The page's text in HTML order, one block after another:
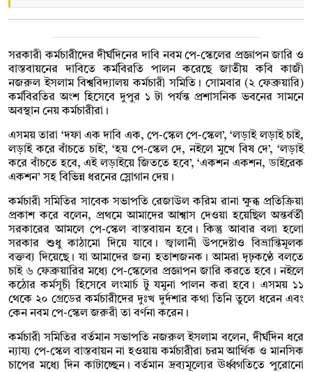
সরকারী কর্মচারীদের দীর্ঘদিনের দাবি নবম পে-স্কেলের প্রজ্ঞাপন জারি ও
বাস্তবায়নের দাবিতে কর্মবিরতি পালন করেছে জাতীয় কবি কাজী
নজরুল ইসলাম বিশ্ববিদ্যালয় কর্মচারী সমিতি। সোমবার (২ ফেব্রুয়ারি)
কর্মবিরতির অংশ হিসেবে দুপুর ১ টা পর্যন্ত প্রশাসনিক ভবনের সামনে
অবস্থান নেয় কর্মচারীরা।
এসময় তারা ‘দফা এক দাবি এক, পে-স্কেল পে-স্কেল’, ‘লড়াই লড়াই চাই,
লড়াই করে বাঁচতে চাই’, ‘হয় পে-স্কেল দে, নইলে মুখে বিষ দে’, ‘লড়াই
করে বাঁচতে হবে, এই লড়াইয়ে জিততে হবে’, ‘একশন একশন, ডাইরেক
একশন’ সহ বিভিন্ন ধরনের স্লোগান দেয়।
কর্মচারী সমিতির সাবেক সভাপতি রেজাউল করিম রানা ক্ষুব্ধ প্রতিক্রিয়া
প্রকাশ করে বলেন, প্রথমে আমাদের আশ্বাস দেওয়া হয়েছিল অন্তর্বর্তী
সরকারের আমলে পে-স্কেল বাস্তবায়ন হবে। কিন্তু আবার বলা হলো
সরকার শুধু কাঠামো দিয়ে যাবে। জ্বালানী উপদেষ্টাও বিভ্রান্তিমূলক
বক্তব্য দিয়েছে। যা আমাদের জন্য হতাশজনক। আমরা দৃঢ়কণ্ঠে বলতে
চাই ৬ ফেব্রুয়ারির মধ্যে পে-স্কেলের প্রজ্ঞাপন জারি করতে হবে। নইলে
কঠোর কর্মসূচী হিসেবে লংমার্চ টু যমুনা পালন করা হবে। এসময় ১১
থেকে ২০ গ্রেডের কর্মচারীদের দুঃখ দুর্দশার কথা তিনি তুলে ধরেন এবং
কেন নবম পে-স্কেল জরুরী তা বর্ণনা করেন।
কর্মচারী সমিতির বর্তমান সভাপতি নজরুল ইসলাম বলেন, দীর্ঘদিন ধরে
ন্যায্য পে-স্কেল বাস্তবায়ন না হওয়ায় কর্মচারীরা চরম আর্থিক ও মানসিক
চাপের মধ্যে দিন কাটাচ্ছেন। বর্তমান দ্রব্যমূল্যের ঊর্ধ্বগতিতে পুরোনো